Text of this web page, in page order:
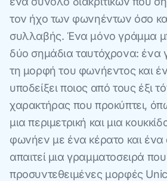
τον ήχο των φωνηέντων όσο
συλλαβής. Ένα μόνο γράμμα
δύο σημάδια ταυτόχρονα: ένα
τη μορφή του φωνήεντος και
υποδείξει ποιος από τους έξι
χαρακτήρας που προκύπτει,
μια περιμετρική και μια
φωνήεν με ένα κέρατο και ένα
απαιτεί μια γραμματοσειρά που
προσυντεθειμένες μορφές